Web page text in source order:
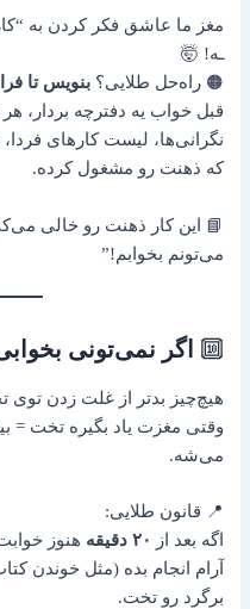
مغز ما عاشق فکر کردن به
ـه! 🤯
🟠 راه‌حل طلایی؟بنویس تا
قبل خواب یه دفترچه
نگرانی‌ها، لیست کارهای
که ذهنت رو مشغول کرده.
📘 این کار ذهنت رو خالی
می‌تونم بخوابم!”
🔟 اگر نمی‌تونی
هیچ‌چیز بدتر از غلت زدن توی تخت برای ۲
وقتی مغزت یاد بگیره تخت =
می‌شه.
📍 قانون طلایی:
اگه بعد از ۲۰ دقیقه
هنوز
آرام انجام بده (مثل خوندن
برگرد رو تخت.